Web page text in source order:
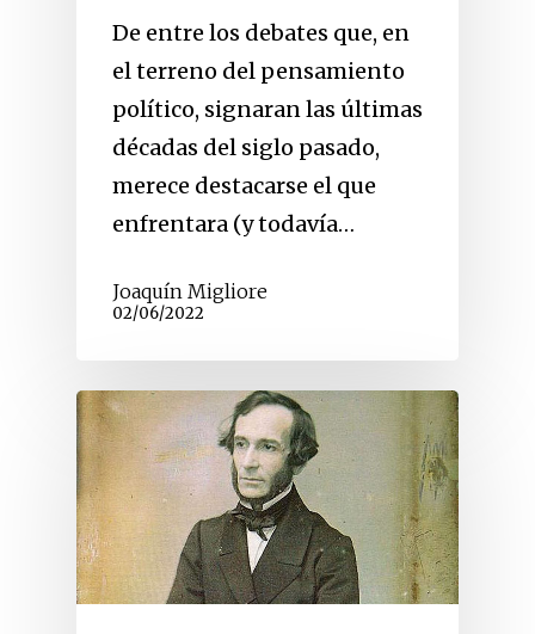
De entre los debates que, en
el terreno del pensamiento
político, signaran las últimas
décadas del siglo pasado,
merece destacarse el que
enfrentara (y todavía…
Joaquín Migliore
02/06/2022